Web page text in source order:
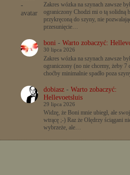
Zakres wózka na szynach zawsze był
ograniczony Chodzi mi o tą solidną
przykręconą do szyny, nie
przesunięcie…
boni- Warto zobaczyć:
30 lipca 2026
Zakres wózka na szynach zawsze był
ograniczony (no nie chcemy, żeby 7
choćby minimalnie spadło poza
dobiasz- Warto zobaczyć:
Hellevoetsluis
29 lipca 2026
Widzę, że Boni mnie ubiegł, ale
wtrącę ;-) Raz że Olędrzy ściągani
wybrzeże, ale…